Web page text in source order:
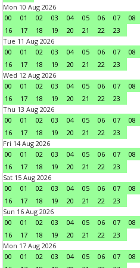
Mon 10 Aug 2026
00
01 02 03 04 05 06 07 08
16
17 18 19 20 21 22
23
Tue 11 Aug 2026
00
01 02 03 04 05 06 07 08
16
17 18 19 20 21 22
23
Wed 12 Aug 2026
00
01 02 03 04 05 06 07 08
16
17 18 19 20 21 22
23
Thu 13 Aug 2026
00
01 02 03 04 05 06 07 08
16
17 18 19 20 21 22
23
Fri 14 Aug 2026
00
01 02 03 04 05 06 07 08
16
17 18 19 20 21 22
23
Sat 15 Aug 2026
00
01 02 03 04 05 06 07 08
16
17 18 19 20 21 22
23
Sun 16 Aug 2026
00
01 02 03 04 05 06 07 08
16
17 18 19 20 21 22
23
Mon 17 Aug 2026
00
01 02 03 04 05 06 07 08